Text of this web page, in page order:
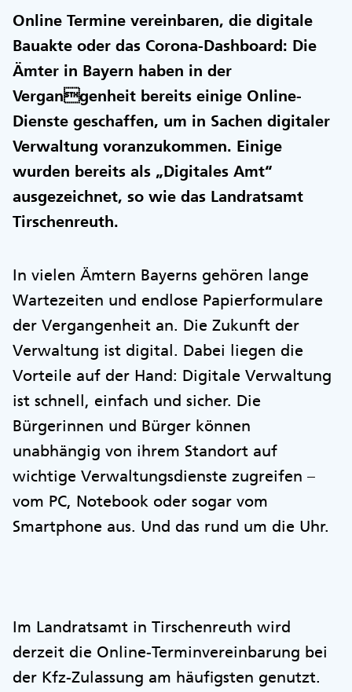
Online Termine vereinbaren, die digitale
Bauakte oder das Corona-Dashboard: Die
Ämter in Bayern haben in der
Vergangenheit bereits einige Online-
Dienste geschaffen, um in Sachen digitaler
Verwaltung voranzukommen. Einige
wurden bereits als „Digitales Amt“
ausgezeichnet, so wie das Landratsamt
Tirschenreuth.
In vielen Ämtern Bayerns gehören lange
Wartezeiten und endlose Papierformulare
der Vergangenheit an. Die Zukunft der
Verwaltung ist digital. Dabei liegen die
Vorteile auf der Hand: Digitale Verwaltung
ist schnell, einfach und sicher. Die
Bürgerinnen und Bürger können
unabhängig von ihrem Standort auf
wichtige Verwaltungsdienste zugreifen –
vom PC, Notebook oder sogar vom
Smartphone aus. Und das rund um die Uhr.
Im Landratsamt in Tirschenreuth wird
derzeit die Online-Terminvereinbarung bei
der Kfz-Zulassung am häufigsten genutzt.